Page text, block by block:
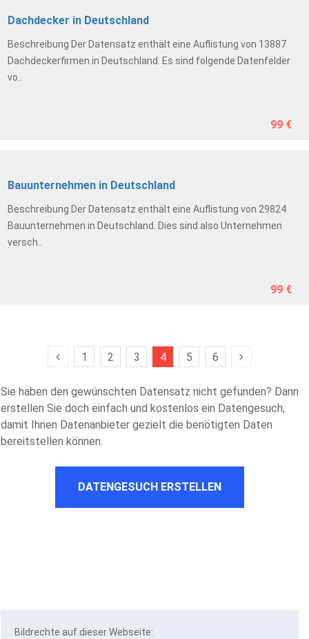
Dachdecker in Deutschland
Beschreibung Der Datensatz enthält eine Auflistung von 13887
Dachdeckerfirmen in Deutschland. Es sind folgende Datenfelder
vo..
99 €
Bauunternehmen in Deutschland
Beschreibung Der Datensatz enthält eine Auflistung von 29824
Bauunternehmen in Deutschland. Dies sind also Unternehmen
versch..
99 €
1 2 3 4 5 6
Sie haben den gewünschten Datensatz nicht gefunden? Dann
erstellen Sie doch einfach und kostenlos ein Datengesuch,
damit Ihnen Datenanbieter gezielt die benötigten Daten
bereitstellen können.
DATENGESUCH ERSTELLEN
Bildrechte auf dieser Webseite: